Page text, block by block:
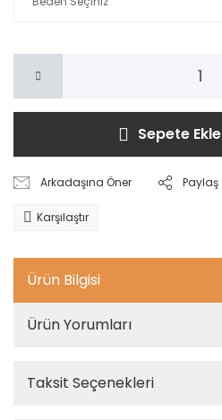
Sepete Ekle
Arkadaşına Öner Paylaş
Karşılaştır
Ürün Bilgisi
Ürün Yorumları
Taksit Seçenekleri